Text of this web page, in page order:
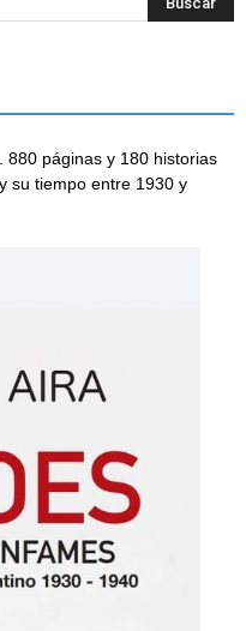
880 páginas y 180 historias
su tiempo entre 1930 y